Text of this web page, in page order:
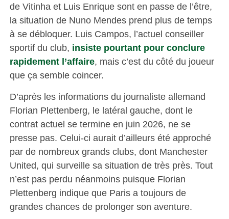
de Vitinha et Luis Enrique sont en passe de l’être,
la situation de Nuno Mendes prend plus de temps
à se débloquer. Luis Campos, l’actuel conseiller
sportif du club, insiste pourtant pour conclure
rapidement l’affaire, mais c’est du côté du joueur
que ça semble coincer.
D’après les informations du journaliste allemand
Florian Plettenberg, le latéral gauche, dont le
contrat actuel se termine en juin 2026, ne se
presse pas. Celui-ci aurait d’ailleurs été approché
par de nombreux grands clubs, dont Manchester
United, qui surveille sa situation de très près. Tout
n’est pas perdu néanmoins puisque Florian
Plettenberg indique que Paris a toujours de
grandes chances de prolonger son aventure.